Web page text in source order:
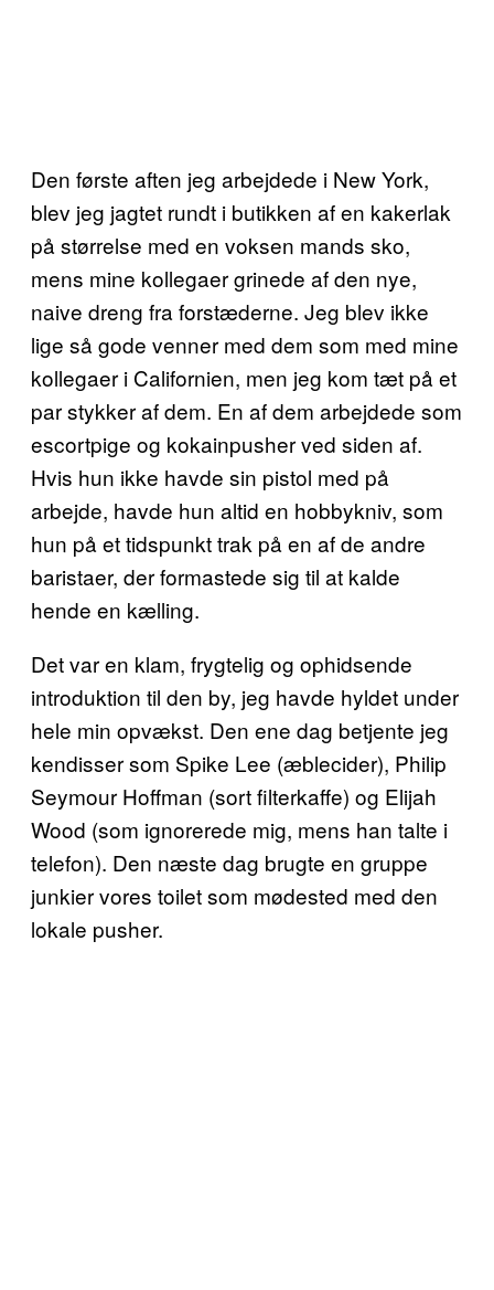
Den første aften jeg arbejdede i New York,
blev jeg jagtet rundt i butikken af en kakerlak
på størrelse med en voksen mands sko,
mens mine kollegaer grinede af den nye,
naive dreng fra forstæderne. Jeg blev ikke
lige så gode venner med dem som med mine
kollegaer i Californien, men jeg kom tæt på et
par stykker af dem. En af dem arbejdede som
escortpige og kokainpusher ved siden af.
Hvis hun ikke havde sin pistol med på
arbejde, havde hun altid en hobbykniv, som
hun på et tidspunkt trak på en af de andre
baristaer, der formastede sig til at kalde
hende en kælling.
Det var en klam, frygtelig og ophidsende
introduktion til den by, jeg havde hyldet under
hele min opvækst. Den ene dag betjente jeg
kendisser som Spike Lee (æblecider), Philip
Seymour Hoffman (sort filterkaffe) og Elijah
Wood (som ignorerede mig, mens han talte i
telefon). Den næste dag brugte en gruppe
junkier vores toilet som mødested med den
lokale pusher.